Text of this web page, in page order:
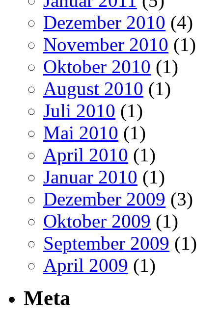
Dezember 2010 (4)
November 2010 (1)
Oktober 2010 (1)
August 2010 (1)
Juli 2010 (1)
Mai 2010 (1)
April 2010 (1)
Januar 2010 (1)
Dezember 2009 (3)
Oktober 2009 (1)
September 2009 (1)
April 2009 (1)
Meta